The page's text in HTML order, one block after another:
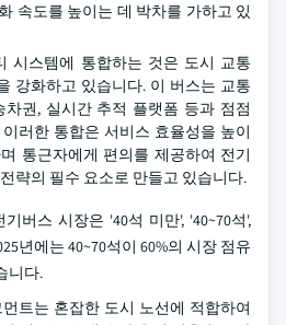
속도를 높이는 데 박차를 가하고 있
시스템에 통합하는 것은 도시 교통
강화하고 있습니다. 이 버스는 교통
권, 실시간 추적 플랫폼 등과 점점
러한 통합은 서비스 효율성을 높이
통근자에게 편의를 제공하여 전기
략의 필수 요소로 만들고 있습니다.
버스 시장은 '40석 미만', '40~70석',
년에는 40~70석이 60%의 시장 점유
니다.
트는 혼잡한 도시 노선에 적합하여